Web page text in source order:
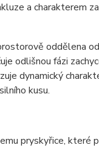
a charakterem
oddělena
odlišnou fázi
dynamický
kusu.
pryskyřice, které